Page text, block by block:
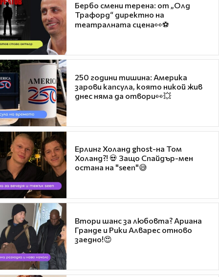
Бербо смени терена: от „Олд
Трафорд“ директно на
театралната сцена👀⚽
250 години тишина: Америка
зарови капсула, която никой жив
днес няма да отвори👀💥
Ерлинг Холанд ghost-на Том
Холанд?! 💀 Защо Спайдър-мен
остана на "seen"😅
Втори шанс за любовта? Ариана
Гранде и Рики Алварес отново
заедно!😍